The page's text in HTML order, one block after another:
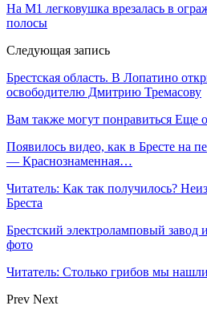
На М1 легковушка врезалась в
полосы
Следующая запись
Брестская область. В Лопатино
освободителю Дмитрию Тремасову
Вам также могут понравиться Еще
Появилось видео, как в Бресте на
— Краснознаменная…
Читатель: Как так получилось?
Бреста
Брестский электроламповый завод
фото
Читатель: Столько грибов мы
Prev Next